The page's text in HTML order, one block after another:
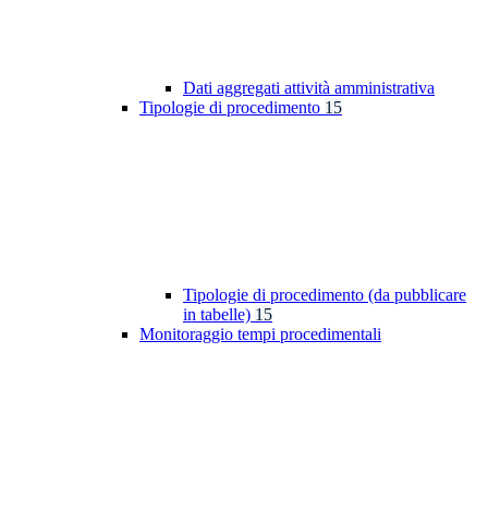
Dati aggregati attività amministrativa
Tipologie di procedimento 15
Tipologie di procedimento (da pubblicare
in tabelle) 15
Monitoraggio tempi procedimentali